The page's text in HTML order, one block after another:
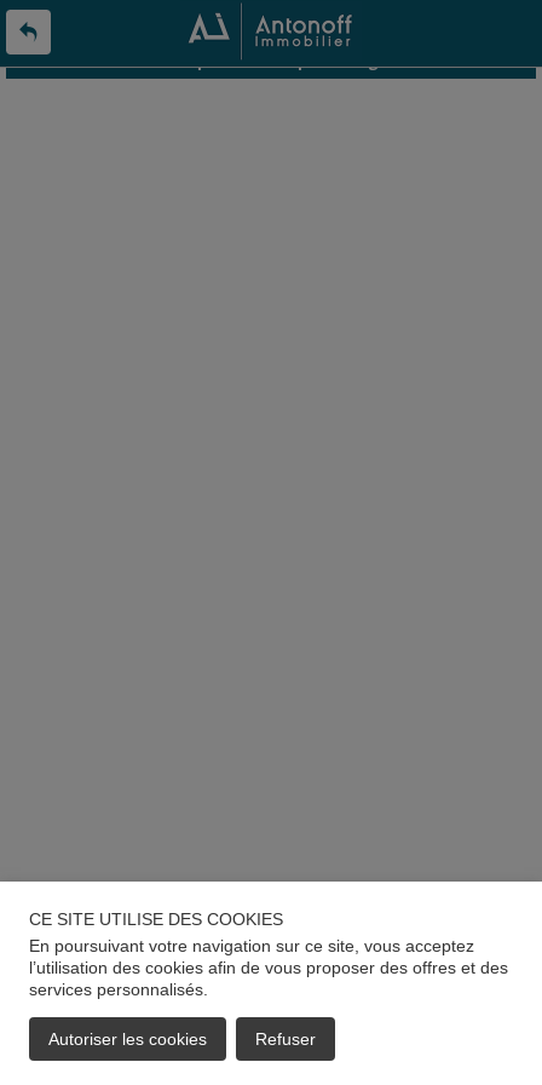
L'offre 8306185 n'existe pas ou n'est plus en ligne
CE SITE UTILISE DES COOKIES
En poursuivant votre navigation sur ce site, vous acceptez
l’utilisation des cookies afin de vous proposer des offres et des
services personnalisés.
Autoriser les cookies Refuser